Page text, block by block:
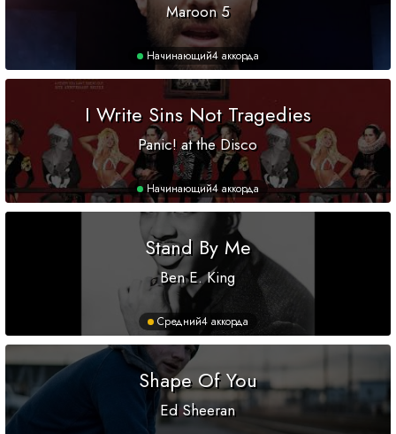
Maroon 5
Начинающий4 аккорда
I Write Sins Not Tragedies
Panic! at the Disco
Начинающий4 аккорда
Stand By Me
Ben E. King
Средний4 аккорда
Shape Of You
Ed Sheeran